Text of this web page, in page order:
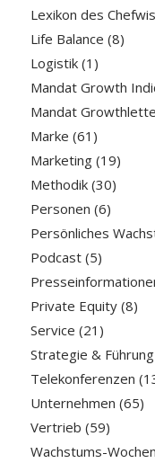
Lexikon des
Life Balance (8)
Logistik(1)
Mandat Growth
Mandat
Marke (61)
Marketing(19)
Methodik(30)
Personen (6)
Persönliches
Podcast(5)
Private Equity(8)
Service (21)
Strategie & Führung
Telekonferenzen
Unternehmen (65)
Vertrieb (59)
Wachstums-